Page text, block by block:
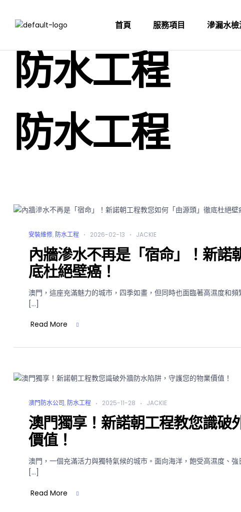
首頁 服務項目 滲漏水
防水工程
防水工程
安裝維修, 防水工程 2026-02-13 JACKIE
內牆滲水不再是「宿命」！新諾
底杜絕壁癌！
澳門，這座充滿魅力的城市，四季如畫，但同時也面臨著高濕度和
[…]
Read More
澳門防水公司, 防水工程 2025-11-28 JACKIE
澳門獨享！新諾朝工程教您識破
價值！
澳門，一個充滿活力與獨特氣候的城市。面向海洋，飽受高濕度、
[…]
Read More